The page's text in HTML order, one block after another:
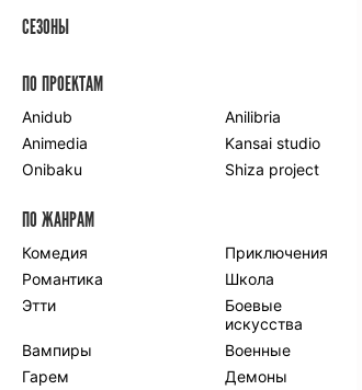
СЕЗОНЫ
ПО ПРОЕКТАМ
Anidub
Anilibria
Animedia
Kansai studio
Onibaku
Shiza project
ПО ЖАНРАМ
Комедия
Приключения
Романтика
Школа
Этти
Боевые
искусства
Вампиры
Военные
Гарем
Демоны